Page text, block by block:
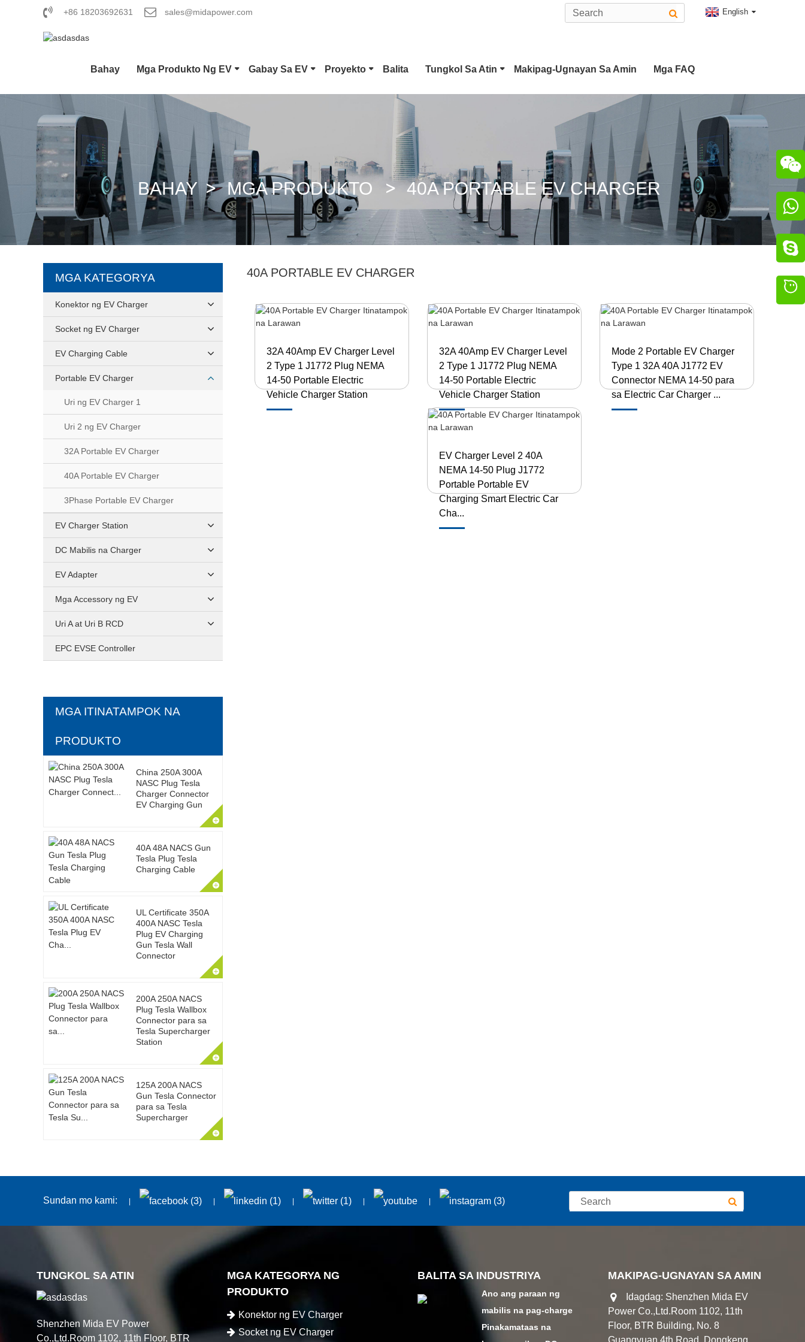
+86 18203692631 sales@midapower.com English
Bahay Mga Produkto Ng EV
CCS Combo 2 Plug
GB/T DC Baril Konektor Ng ChaoJi
Gabay Sa EV Proyekto Balita Tungkol Sa Atin Makipag-Ugnayan Sa Amin Mga FAQ
BAHAY MGA PRODUKTO 40A PORTABLE EV CHARGER
MGA KATEGORYA
Konektor ng EV Charger
Socket ng EV Charger
EV Charging Cable
Portable EV Charger
Uri ng EV Charger 1
Uri 2 ng EV Charger
32A Portable EV Charger
40A Portable EV Charger
3Phase Portable EV Charger
EV Charger Station
DC Mabilis na Charger
EV Adapter
Mga Accessory ng EV
Uri A at Uri B RCD
EPC EVSE Controller
MGA ITINATAMPOK NA
PRODUKTO
China 250A 300A
NASC Plug Tesla
Charger Connector
EV Charging Gun
40A 48A NACS Gun
Tesla Plug Tesla
Charging Cable
UL Certificate 350A
400A NASC Tesla
Plug EV Charging
Gun Tesla Wall
Connector
200A 250A NACS
Plug Tesla Wallbox
Connector para sa
Tesla Supercharger
Station
125A 200A NACS
Gun Tesla Connector
para sa Tesla
Supercharger
40A PORTABLE EV CHARGER
32A 40Amp EV Charger Level
2 Type 1 J1772 Plug NEMA
14-50 Portable Electric
Vehicle Charger Station
32A 40Amp EV Charger Level
2 Type 1 J1772 Plug NEMA
14-50 Portable Electric
Vehicle Charger Station
Mode 2 Portable EV Charger
Type 1 32A 40A J1772 EV
Connector NEMA 14-50 para
sa Electric Car Charger ...
EV Charger Level 2 40A
NEMA 14-50 Plug J1772
Portable Portable EV
Charging Smart Electric Car
Cha...
Sundan mo kami:
TUNGKOL SA ATIN
Shenzhen Mida EV Power
Co.,Ltd.Room 1102, 11th Floor, BTR
MGA KATEGORYA NG
PRODUKTO
Konektor ng EV Charger
Socket ng EV Charger
BALITA SA INDUSTRIYA
Ano ang paraan ng
mabilis na pag-charge
Pinakamataas na
MAKIPAG-UGNAYAN SA AMIN
Idagdag: Shenzhen Mida EV
Power Co.,Ltd.Room 1102, 11th
Floor, BTR Building, No. 8
Guangyuan 4th Road, Dongkeng


